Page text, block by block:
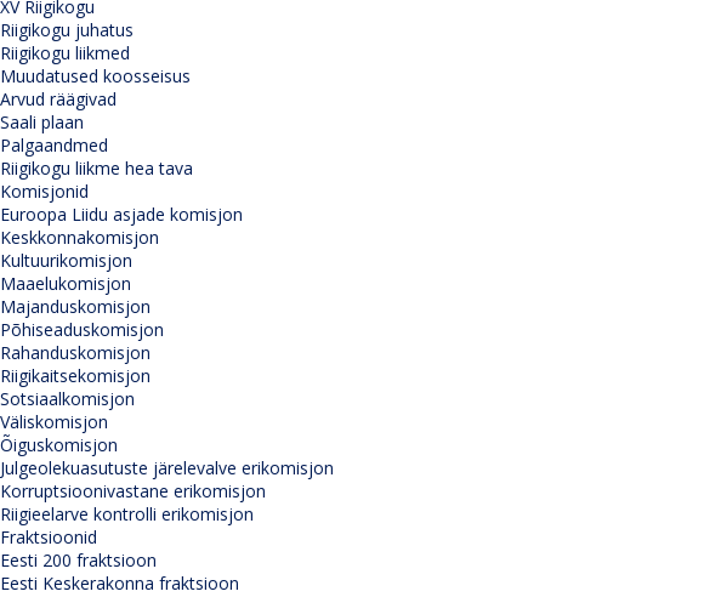
XV Riigikogu
Riigikogu juhatus
Riigikogu liikmed
Muudatused koosseisus
Arvud räägivad
Saali plaan
Palgaandmed
Riigikogu liikme hea tava
Komisjonid
Euroopa Liidu asjade komisjon
Keskkonnakomisjon
Kultuurikomisjon
Maaelukomisjon
Majanduskomisjon
Põhiseaduskomisjon
Rahanduskomisjon
Riigikaitsekomisjon
Sotsiaalkomisjon
Väliskomisjon
Õiguskomisjon
Julgeolekuasutuste järelevalve erikomisjon
Korruptsioonivastane erikomisjon
Riigieelarve kontrolli erikomisjon
Fraktsioonid
Eesti 200 fraktsioon
Eesti Keskerakonna fraktsioon